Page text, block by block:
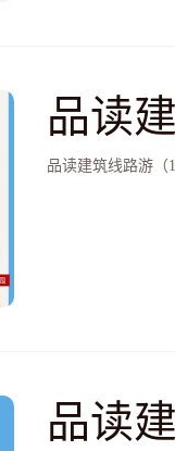
品读
产业
品读建筑线路游
品读